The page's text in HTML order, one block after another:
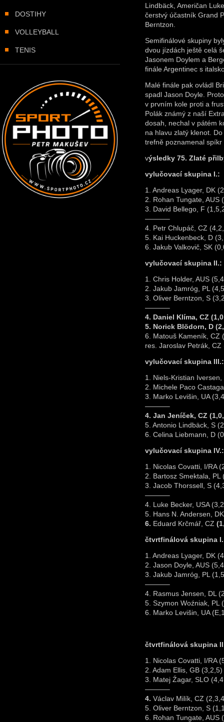
Lindbäck, Američan
čerstvý účastník Grand
Berntzon.
Semifinálové skupiny
dvou jízdách ještě celá
Jasonem Doylem a
finále Argentinec s
Malé finále pak ovládl
spadl Jason Doyle.
v prvním kole proti a
Polák známý z naší
dosah, nechal v pátém
na hlavu zlatý klenot.
trefně poznamenal
výsledky 75. Zlaté
vylučovací skupina I.:
1. Andreas Lyager, DK
2. Rohan Tungate, AUS
3. David Bellego, F
———–
4. Petr Chlupáč, CZ
5. Kai Huckenbeck, D
6. Jakub Valkovič, SK
vylučovací skupina II.:
1. Chris Holder, AUS
2. Jakub Jamróg, PL
3. Oliver Berntzon, S
———–
4. Daniel Klíma, CZ
5. Norick Blödorn, D
6. Matouš Kameník, CZ
res. Jaroslav Petrák, CZ
vylučovací skupina III.:
1. Niels-Kristian
2. Michele Paco
3. Marko Levišin, UA
———–
4. Jan Jeníček, CZ
5. Antonio Lindbäck, S
6. Celina Liebmann, D
vylučovací skupina IV.:
1. Nicolas Covatti, I/RA
2. Bartosz Smektala, PL
3. Jacob Thorssell, S
———–
4. Luke Becker, USA
5. Hans N. Andersen,
6. Eduard Krčmář, CZ
čtvrtfinálová skupina
1. Andreas Lyager, DK
2. Jason Doyle, AUS
3. Jakub Jamróg, PL
———–
4. Rasmus Jensen, DL
5. Szymon Woźniak, PL
6. Marko Levišin, UA
čtvrtfinálová skupina
1. Nicolas Covatti, I/RA
2. Adam Ellis, GB (3,2,5)
3. Matej Źagar, SLO
———–
4. Václav Milík, CZ
5. Oliver Berntzon, S
6. Rohan Tungate, AUS
DOSTIHY
VOLLEYBALL
TENIS